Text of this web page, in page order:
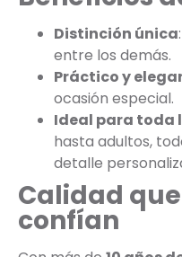
Distinción única
entre los demás.
Práctico y
ocasión especial.
Ideal para toda
hasta adultos,
detalle
Calidad
confían